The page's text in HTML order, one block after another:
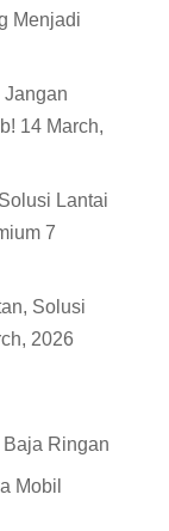
Menjadi
Jangan
14 March,
Lantai
7
Solusi
2026
Ringan
Mobil